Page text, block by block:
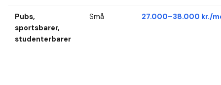
Pubs,
sportsbarer,
studenterbarer
Små 27.000–38.000 kr./